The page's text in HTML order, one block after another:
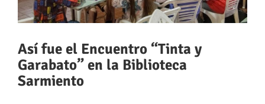
Así fue el Encuentro “Tinta y
Garabato” en la Biblioteca
Sarmiento